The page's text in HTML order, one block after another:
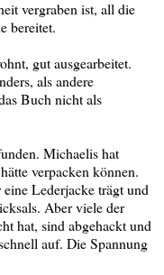
vergraben ist, all die
bereitet.
gut ausgearbeitet.
als andere
Buch nicht als
Michaelis hat
verpacken können.
Lederjacke trägt und
Aber viele der
hat, sind abgehackt und
auf. Die Spannung